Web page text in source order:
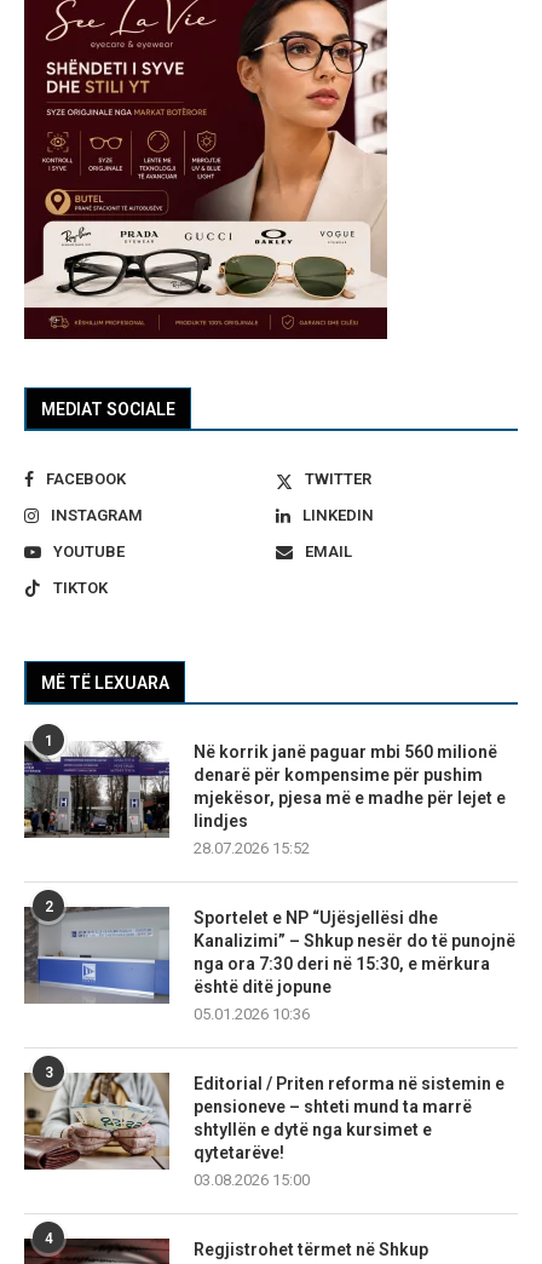
MEDIAT SOCIALE
FACEBOOK
TWITTER
INSTAGRAM
LINKEDIN
YOUTUBE
EMAIL
TIKTOK
MË TË LEXUARA
1
Në korrik janë paguar mbi 560 milionë
denarë për kompensime për pushim
mjekësor, pjesa më e madhe për lejet e
lindjes
28.07.2026 15:52
2
Sportelet e NP “Ujësjellësi dhe
Kanalizimi” – Shkup nesër do të punojnë
nga ora 7:30 deri në 15:30, e mërkura
është ditë jopune
05.01.2026 10:36
3
Editorial / Priten reforma në sistemin e
pensioneve – shteti mund ta marrë
shtyllën e dytë nga kursimet e
qytetarëve!
03.08.2026 15:00
4
Regjistrohet tërmet në Shkup